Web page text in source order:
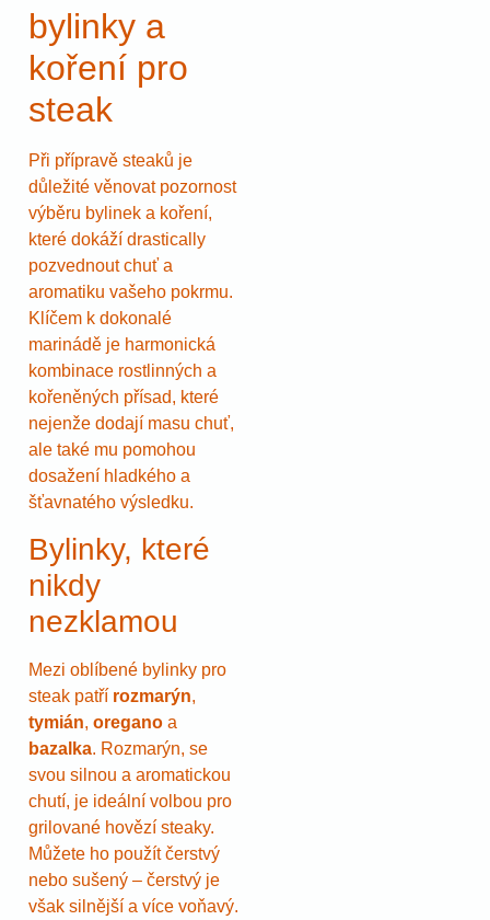
bylinky a
koření pro
steak
Při přípravě steaků je
důležité věnovat pozornost
výběru bylinek a koření,
které dokáží drastically
pozvednout chuť a
aromatiku vašeho pokrmu.
Klíčem k dokonalé
marinádě je harmonická
kombinace rostlinných a
kořeněných přísad, které
nejenže dodají masu chuť,
ale také mu pomohou
dosažení hladkého a
šťavnatého výsledku.
Bylinky, které
nikdy
nezklamou
Mezi oblíbené bylinky pro
steak patří rozmarýn,
tymián, oregano a
bazalka. Rozmarýn, se
svou silnou a aromatickou
chutí, je ideální volbou pro
grilované hovězí steaky.
Můžete ho použít čerstvý
nebo sušený – čerstvý je
však silnější a více voňavý.